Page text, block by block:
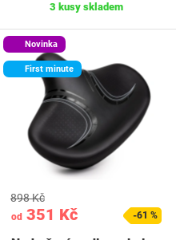
3 kusy skladem
Novinka
First minute
od 351 Kč
898 Kč
-61 %